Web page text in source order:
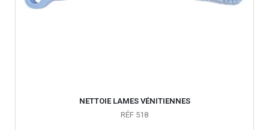
NETTOIE LAMES VÉNITIENNES
RÉF 518